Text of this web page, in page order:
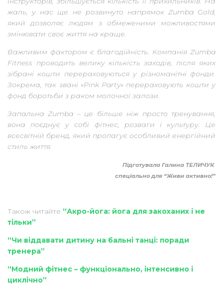
жаль, у нас ще не розвинуто напрямок Zumba Gold,
який дозволяє людям з обмеженими можливостями
змінювати своє життя на краще.
Важливим фактором є благодійність. Компанія Zumba
Fitness проводить велику кількість заходів, після яких
зібрані кошти перераховуються у різноманітні фонди.
Зокрема, так звані «Pink Party» перераховують кошти у
фонд боротьби з раком молочної залози.
Запальна Zumba – це більше ніж просто тренування,
вона поєднує у собі фітнес, розваги і культуру. Це
всесвітній бренд, який пропагує особливий енергійний
стиль життя.
Підготувала Галина ТЕЛИЧУК
спеціально для “Живи активно!”
Також читайте “Акро-йога: йога для закоханих і не
тільки”
“Чи віддавати дитину на бальні танці: поради
тренера”
“Модний фітнес – функціонально, інтенсивно і
циклічно”